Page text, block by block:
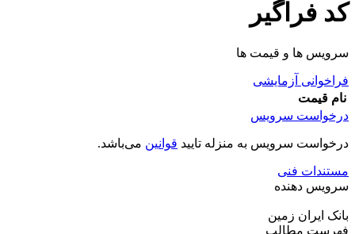
کد فراگیر
سرویس ها و قیمت ها
فراخوانی آزمایشی
نام قیمت
درخواست سرویس
درخواست سرویس به منزله تایید قوانین می‌باشد.
مستندات فنی
سرویس دهنده
بانک ایران زمین
فهرست مطالب